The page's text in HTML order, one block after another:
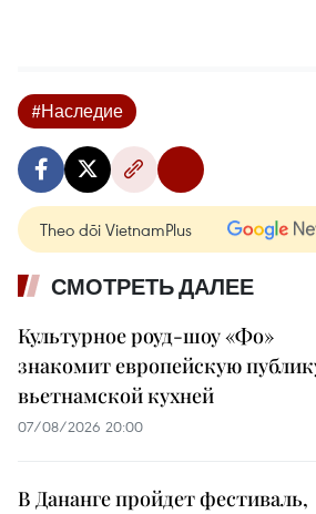
#Наследие
Theo dõi VietnamPlus
СМОТРЕТЬ ДАЛЕЕ
Культурное роуд-шоу «Фо»
знакомит европейскую
вьетнамской кухней
07/08/2026 20:00
В Дананге пройдет фестиваль,